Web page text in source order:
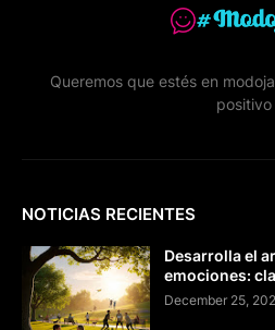
Queremos que estés en
positivo
NOTICIAS RECIENTES
Desarrolla el
emociones:
December 25,